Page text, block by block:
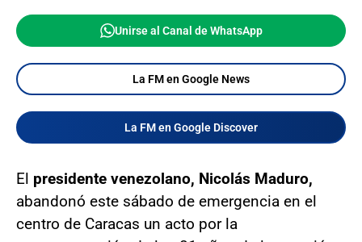
Unirse al Canal de WhatsApp
La FM en Google News
La FM en Google Discover
El presidente venezolano, Nicolás Maduro,
abandonó este sábado de emergencia en el
centro de Caracas un acto por la